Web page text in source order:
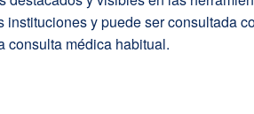
instituciones y puede ser consultada
consulta médica habitual.